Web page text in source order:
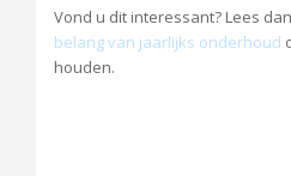
Vond u dit interessant? Lees
belang van jaarlijks onderhoud
houden.